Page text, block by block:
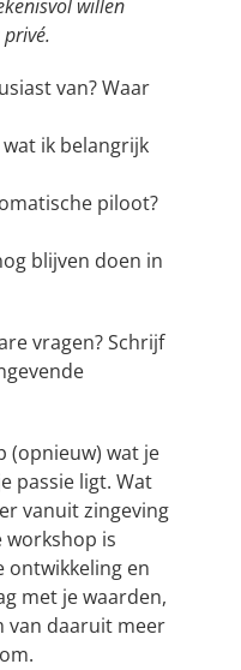
willen
van? Waar
ik belangrijk
piloot?
blijven doen in
vragen? Schrijf
(opnieuw) wat je
passie ligt. Wat
vanuit zingeving
workshop is
ontwikkeling en
met je waarden,
van daaruit meer